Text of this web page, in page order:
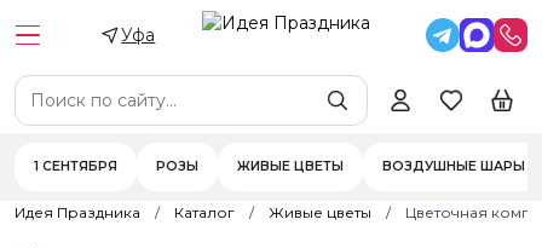
Уфа
1 СЕНТЯБРЯ РОЗЫ ЖИВЫЕ ЦВЕТЫ ВОЗДУШНЫЕ ШАРЫ
Идея Праздника Каталог Живые цветы Цветочная